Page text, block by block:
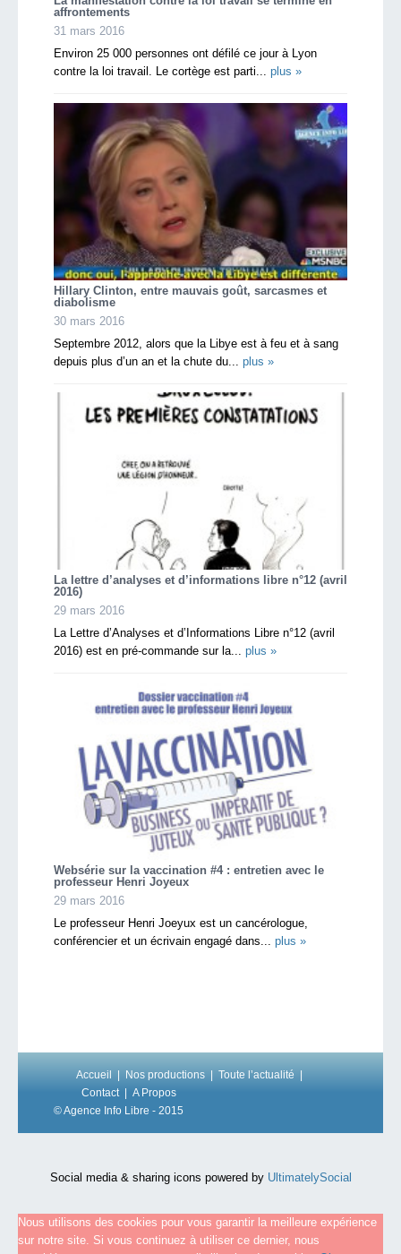
affrontements
31 mars 2016
Environ 25 000 personnes ont défilé ce jour à Lyon
contre la loi travail. Le cortège est parti... plus »
Hillary Clinton, entre mauvais goût, sarcasmes et
diabolisme
30 mars 2016
Septembre 2012, alors que la Libye est à feu et à sang
depuis plus d’un an et la chute du... plus »
La lettre d’analyses et d’informations libre n°12 (avril
2016)
29 mars 2016
La Lettre d’Analyses et d’Informations Libre n°12 (avril
2016) est en pré-commande sur la... plus »
Websérie sur la vaccination #4 : entretien avec le
professeur Henri Joyeux
29 mars 2016
Le professeur Henri Joeyux est un cancérologue,
conférencier et un écrivain engagé dans... plus »
Accueil Nos productions
Toute l’actualité
Contact
A Propos
© Agence Info Libre - 2015
Social media & sharing icons powered by UltimatelySocial
Nous utilisons des cookies pour vous garantir la meilleure expérience
sur notre site. Si vous continuez à utiliser ce dernier, nous